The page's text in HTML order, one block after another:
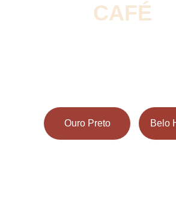
CAFÉ
Ouro Preto Belo